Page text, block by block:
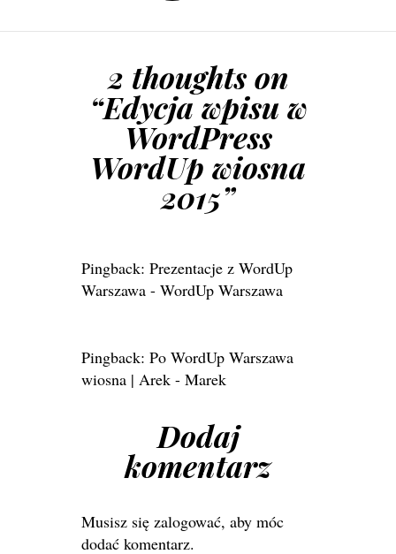
2 thoughts on
“Edycja wpisu w
WordPress
WordUp wiosna
2015”
Pingback: Prezentacje z WordUp
Warszawa - WordUp Warszawa
Pingback: Po WordUp Warszawa
wiosna | Arek - Marek
Dodaj
komentarz
Musisz się zalogować, aby móc
dodać komentarz.